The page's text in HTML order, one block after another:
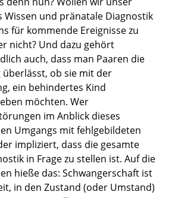
Wissen und pränatale Diagnostik
für kommende Ereignisse zu
nicht? Und dazu gehört
auch, dass man Paaren die
überlässt, ob sie mit der
ein behindertes Kind
möchten. Wer
im Anblick dieses
Umgangs mit fehlgebildeten
impliziert, dass die gesamte
in Frage zu stellen ist. Auf die
hieße das: Schwangerschaft ist
in den Zustand (oder Umstand)